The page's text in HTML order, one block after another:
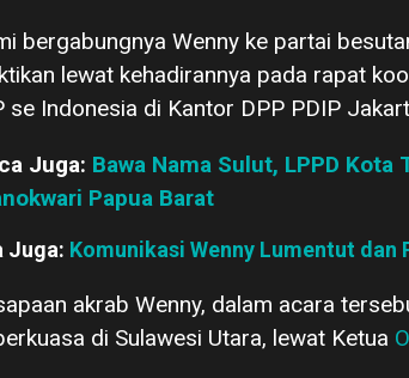
bergabungnya Wenny ke partai
lewat kehadirannya pada rapat
se Indonesia di Kantor DPP PDIP
Juga: Bawa Nama Sulut, LPPD
Papua Barat
Juga: Komunikasi Wenny Lumentut dan
akrab Wenny, dalam acara
di Sulawesi Utara, lewat Ketua